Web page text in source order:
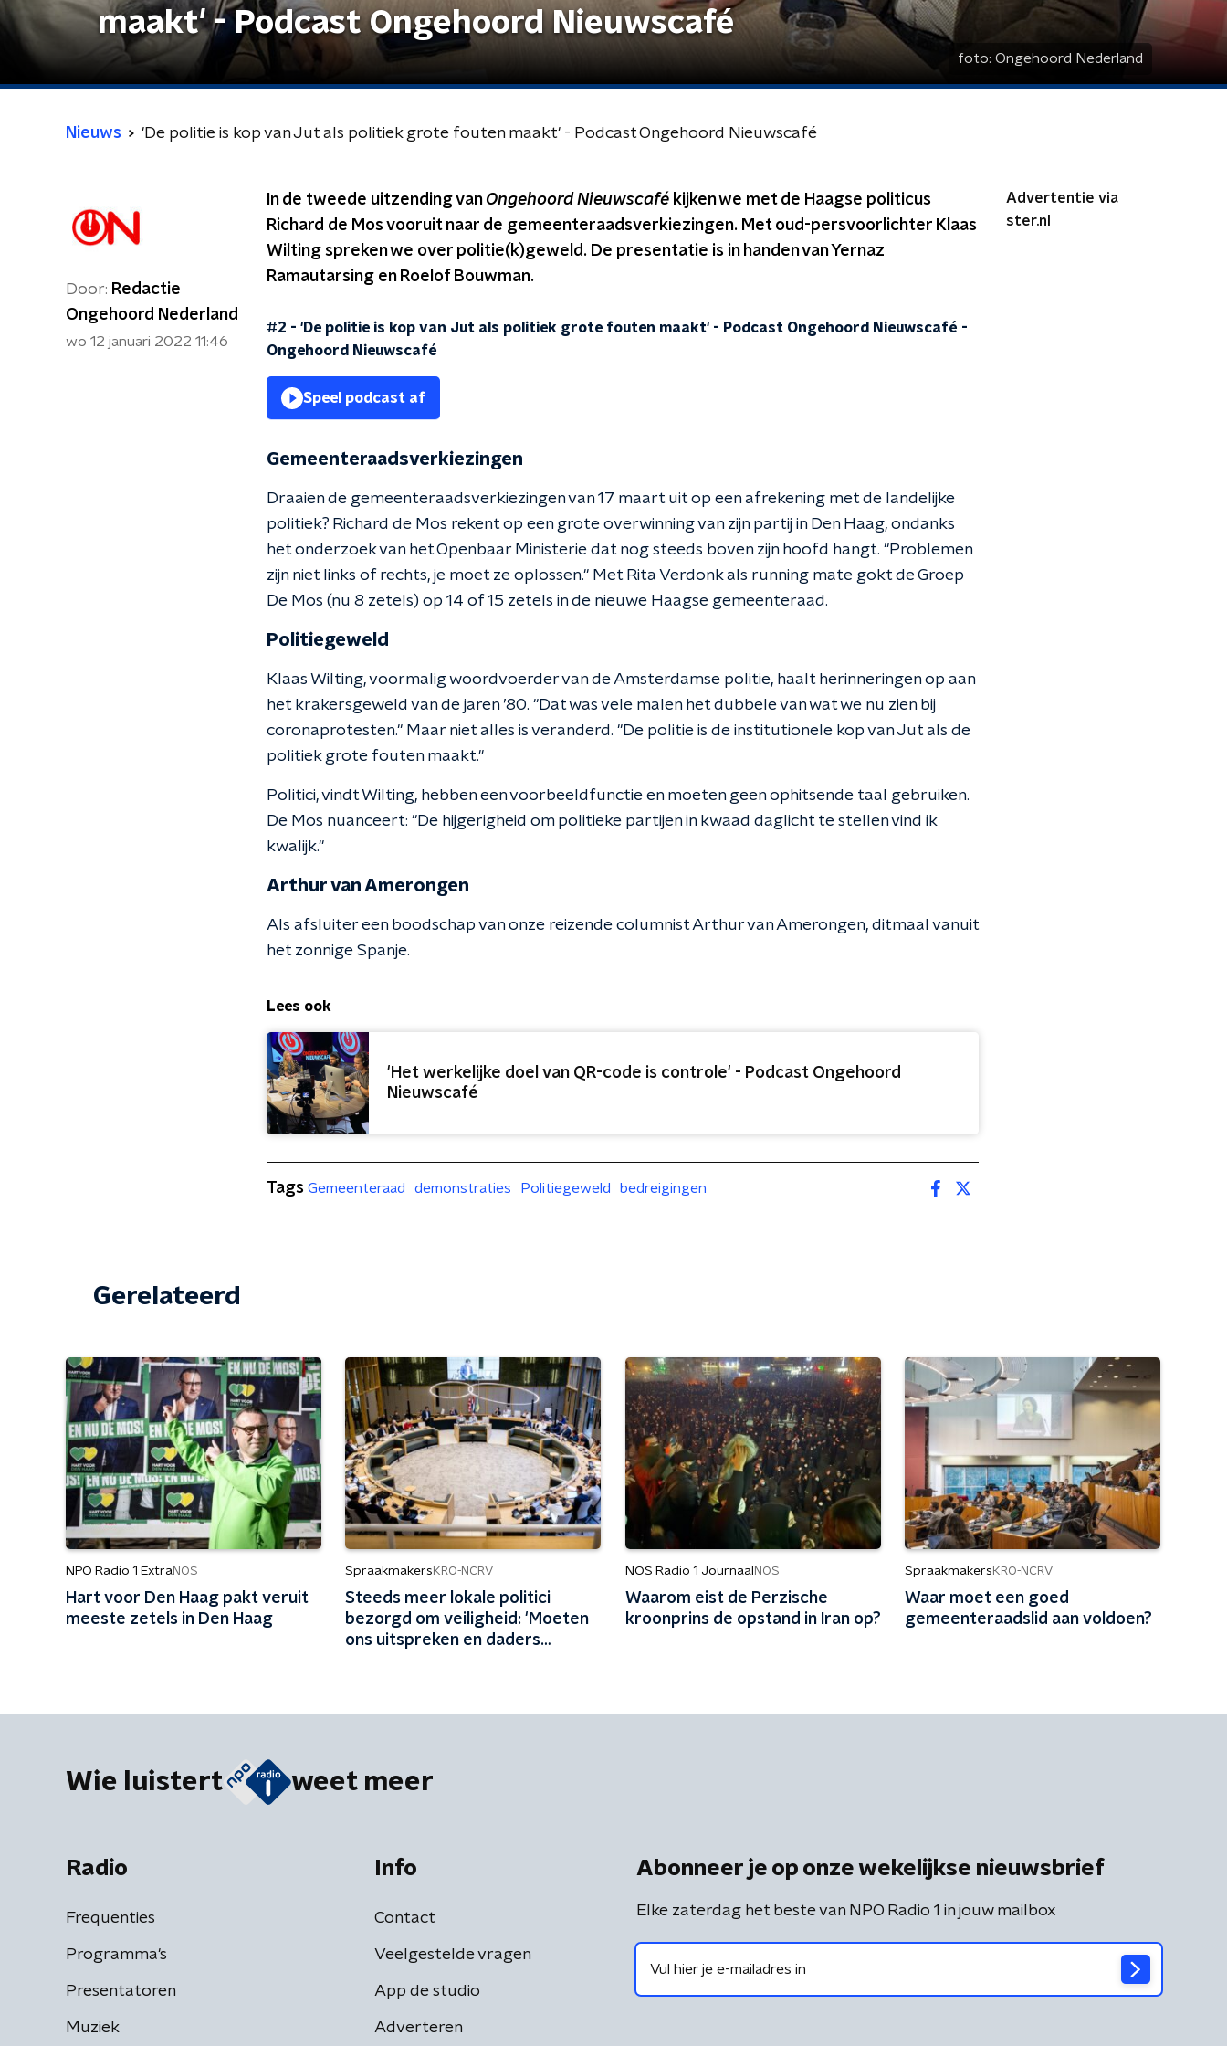
maakt' - Podcast Ongehoord Nieuwscafé
foto: Ongehoord Nederland
Nieuws 'De politie is kop van Jut als politiek grote fouten maakt' - Podcast Ongehoord Nieuwscafé
Door: Redactie
Ongehoord Nederland
wo 12 januari 2022 11:46
In de tweede uitzending van Ongehoord Nieuwscafé kijken we met de Haagse politicus
Richard de Mos vooruit naar de gemeenteraadsverkiezingen. Met oud-persvoorlichter Klaas
Wilting spreken we over politie(k)geweld. De presentatie is in handen van Yernaz
Ramautarsing en Roelof Bouwman.
#2 - 'De politie is kop van Jut als politiek grote fouten maakt' - Podcast Ongehoord Nieuwscafé -
Ongehoord Nieuwscafé
Speel podcast af
Gemeenteraadsverkiezingen
Draaien de gemeenteraadsverkiezingen van 17 maart uit op een afrekening met de landelijke
politiek? Richard de Mos rekent op een grote overwinning van zijn partij in Den Haag, ondanks
het onderzoek van het Openbaar Ministerie dat nog steeds boven zijn hoofd hangt. "Problemen
zijn niet links of rechts, je moet ze oplossen." Met Rita Verdonk als running mate gokt de Groep
De Mos (nu 8 zetels) op 14 of 15 zetels in de nieuwe Haagse gemeenteraad.
Politiegeweld
Klaas Wilting, voormalig woordvoerder van de Amsterdamse politie, haalt herinneringen op aan
het krakersgeweld van de jaren ’80. "Dat was vele malen het dubbele van wat we nu zien bij
coronaprotesten." Maar niet alles is veranderd. "De politie is de institutionele kop van Jut als de
politiek grote fouten maakt."
Politici, vindt Wilting, hebben een voorbeeldfunctie en moeten geen ophitsende taal gebruiken.
De Mos nuanceert: "De hijgerigheid om politieke partijen in kwaad daglicht te stellen vind ik
kwalijk."
Arthur van Amerongen
Als afsluiter een boodschap van onze reizende columnist Arthur van Amerongen, ditmaal vanuit
het zonnige Spanje.
Lees ook
'Het werkelijke doel van QR-code is controle' - Podcast Ongehoord
Nieuwscafé
Advertentie via
ster.nl
Tags Gemeenteraad demonstraties Politiegeweld bedreigingen
Gerelateerd
NPO Radio 1 ExtraNOS
Hart voor Den Haag pakt veruit
meeste zetels in Den Haag
Spraakmakers KRO-NCRV
Steeds meer lokale politici
bezorgd om veiligheid: 'Moeten
ons uitspreken en daders
NOS Radio 1 Journaal NOS
Waarom eist de Perzische
kroonprins de opstand in Iran op?
Spraakmakers KRO-NCRV
Waar moet een goed
gemeenteraadslid aan voldoen?
Wie luistert weet meer
Radio
Frequenties
Programma's
Presentatoren
Muziek
Info
Contact
Veelgestelde vragen
App de studio
Adverteren
Abonneer je op onze wekelijkse nieuwsbrief
Elke zaterdag het beste van NPO Radio 1 in jouw mailbox